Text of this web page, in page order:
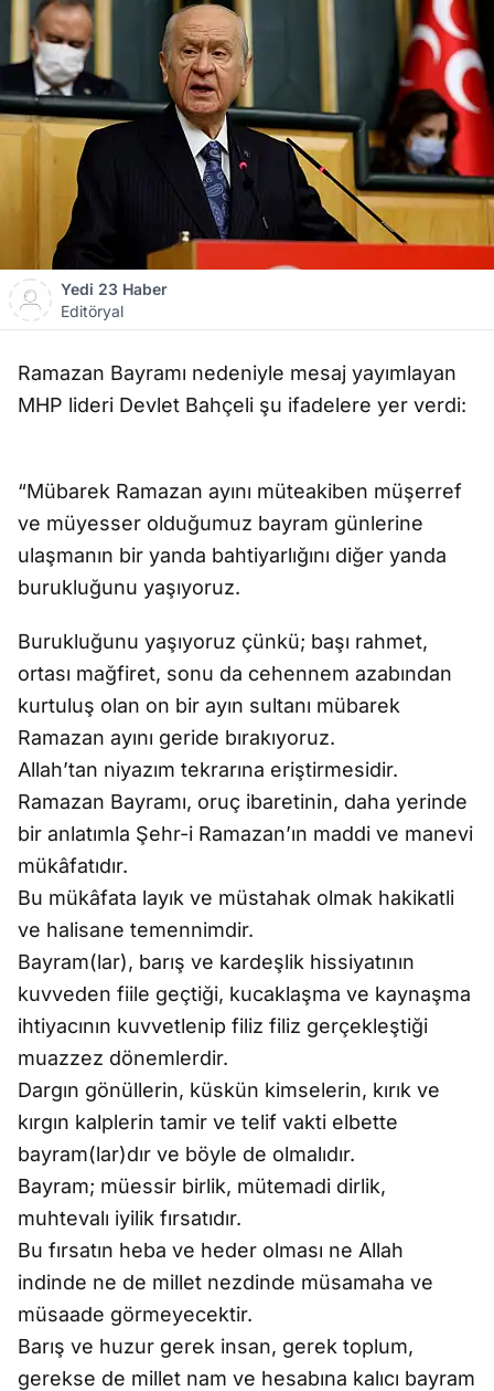
Yedi 23 Haber
Editöryal
Ramazan Bayramı nedeniyle mesaj yayımlayan
MHP lideri Devlet Bahçeli şu ifadelere yer verdi:
“Mübarek Ramazan ayını müteakiben müşerref
ve müyesser olduğumuz bayram günlerine
ulaşmanın bir yanda bahtiyarlığını diğer yanda
burukluğunu yaşıyoruz.
Burukluğunu yaşıyoruz çünkü; başı rahmet,
ortası mağfiret, sonu da cehennem azabından
kurtuluş olan on bir ayın sultanı mübarek
Ramazan ayını geride bırakıyoruz.
Allah’tan niyazım tekrarına eriştirmesidir.
Ramazan Bayramı, oruç ibaretinin, daha yerinde
bir anlatımla Şehr-i Ramazan’ın maddi ve manevi
mükâfatıdır.
Bu mükâfata layık ve müstahak olmak hakikatli
ve halisane temennimdir.
Bayram(lar), barış ve kardeşlik hissiyatının
kuvveden fiile geçtiği, kucaklaşma ve kaynaşma
ihtiyacının kuvvetlenip filiz filiz gerçekleştiği
muazzez dönemlerdir.
Dargın gönüllerin, küskün kimselerin, kırık ve
kırgın kalplerin tamir ve telif vakti elbette
bayram(lar)dır ve böyle de olmalıdır.
Bayram; müessir birlik, mütemadi dirlik,
muhtevalı iyilik fırsatıdır.
Bu fırsatın heba ve heder olması ne Allah
indinde ne de millet nezdinde müsamaha ve
müsaade görmeyecektir.
Barış ve huzur gerek insan, gerek toplum,
gerekse de millet nam ve hesabına kalıcı bayram